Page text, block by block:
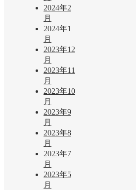
2024年2
月
2024年1
月
2023年12
月
2023年11
月
2023年10
月
2023年9
月
2023年8
月
2023年7
月
2023年5
月